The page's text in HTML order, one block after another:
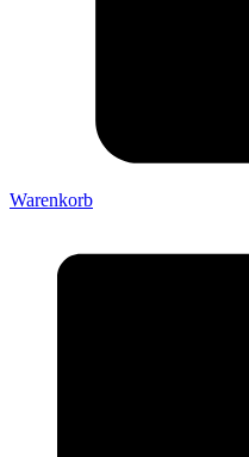
Warenkorb